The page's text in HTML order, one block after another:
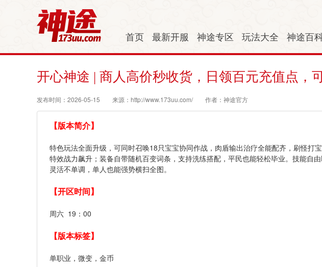
首页 最新开服 神途专区 玩法大全 神途百
开心神途 | 商人高价秒收货，日领百元充值点，
发布时间：2026-05-15 来源：http://www.173uu.com/ 作者：神途官方
【版本简介】
特色玩法全面升级，可同时召唤18只宝宝协同作战，肉盾输出治疗全能配齐，刷怪打
特效战力飙升；装备自带随机百变词条，支持洗练搭配，平民也能轻松毕业。技能自
灵活不单调，单人也能强势横扫全图。
【开区时间】
周六 19：00
【版本标签】
单职业，微变，金币